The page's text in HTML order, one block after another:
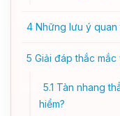
4 Những lưu ý
5 Giải đáp thắc
5.1 Tàn nhang
hiểm?